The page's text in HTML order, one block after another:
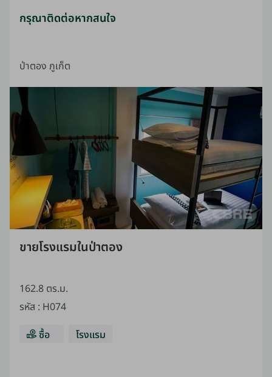
กรุณาติดต่อหากสนใจ
ป่าตอง ภูเก็ต
ขายโรงแรมในป่าตอง
162.8 ตร.ม.
รหัส : H074
ซื้อ
โรงแรม